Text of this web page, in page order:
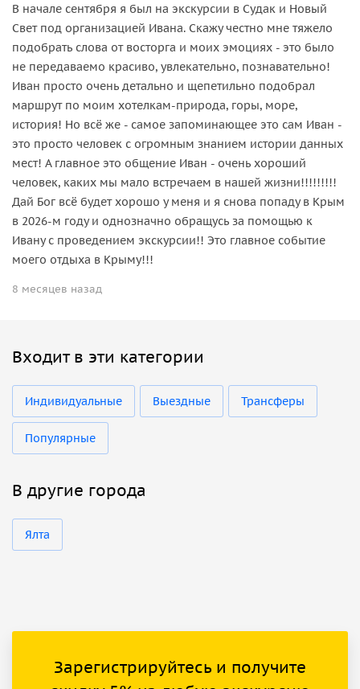
В начале сентября я был на экскурсии в Судак и Новый
Свет под организацией Ивана. Скажу честно мне тяжело
подобрать слова от восторга и моих эмоциях - это было
не передаваемо красиво, увлекательно, познавательно!
Иван просто очень детально и щепетильно подобрал
маршрут по моим хотелкам-природа, горы, море,
история! Но всё же - самое запоминающее это сам Иван -
это просто человек с огромным знанием истории данных
мест! А главное это общение Иван - очень хороший
человек, каких мы мало встречаем в нашей жизни!!!!!!!!!
Дай Бог всё будет хорошо у меня и я снова попаду в Крым
в 2026-м году и однозначно обращусь за помощью к
Ивану с проведением экскурсии!! Это главное событие
моего отдыха в Крыму!!!
8 месяцев назад
Входит в эти категории
Индивидуальные Выездные Трансферы
Популярные
В другие города
Ялта
Зарегистрируйтесь и получите